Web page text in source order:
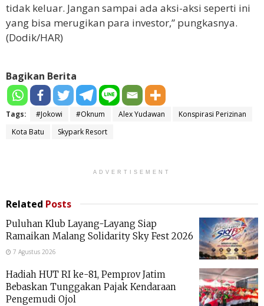
tidak keluar. Jangan sampai ada aksi-aksi seperti ini
yang bisa merugikan para investor,” pungkasnya.
(Dodik/HAR)
Bagikan Berita
Tags: #Jokowi #Oknum Alex Yudawan
Konspirasi Perizinan
Kota Batu
Skypark Resort
ADVERTISEMENT
Related Posts
Puluhan Klub Layang-Layang Siap
Ramaikan Malang Solidarity Sky Fest 2026
7 Agustus 2026
Hadiah HUT RI ke-81, Pemprov Jatim
Bebaskan Tunggakan Pajak Kendaraan
Pengemudi Ojol